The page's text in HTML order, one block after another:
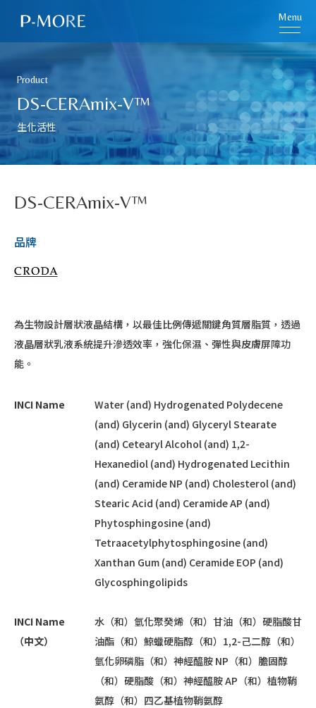
Menu
Product
DS-CERAmix-V™
生化活性
DS-CERAmix-V™
品牌
為生物設計層狀液晶結構，以最佳比例傳遞關鍵角質層脂質，透過
液晶層狀乳液系統提升滲透效率，強化保濕、彈性與皮膚屏障功
能。
INCI Name
Water (and) Hydrogenated Polydecene
(and) Glycerin (and) Glyceryl Stearate
(and) Cetearyl Alcohol (and) 1,2-
Hexanediol (and) Hydrogenated Lecithin
(and) Ceramide NP (and) Cholesterol (and)
Stearic Acid (and) Ceramide AP (and)
Phytosphingosine (and)
Tetraacetylphytosphingosine (and)
Xanthan Gum (and) Ceramide EOP (and)
Glycosphingolipids
INCI Name
（中文）
水（和）氫化聚癸烯（和）甘油（和）硬脂酸甘
油酯（和）鯨蠟硬脂醇（和）1,2-己二醇（和）
氫化卵磷脂（和）神經醯胺 NP（和）膽固醇
（和）硬脂酸（和）神經醯胺 AP（和）植物鞘
氨醇（和）四乙基植物鞘氨醇